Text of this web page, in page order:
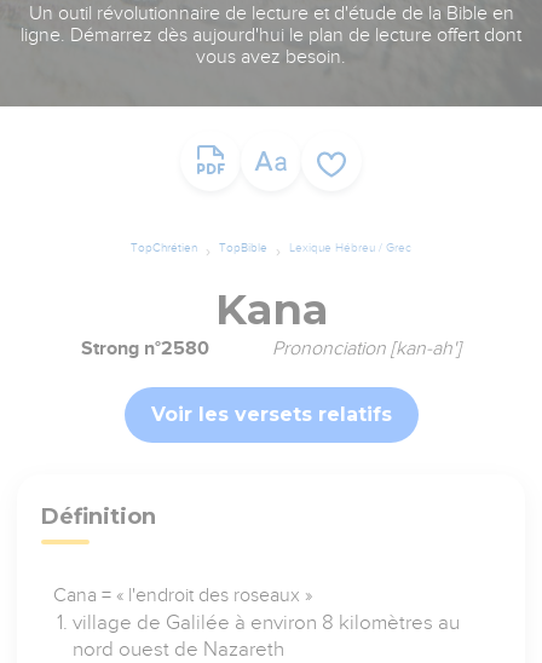
Un outil révolutionnaire de lecture et d'étude de la Bible en
ligne. Démarrez dès aujourd'hui le plan de lecture offert dont
vous avez besoin.
TopChrétien TopBible Lexique Hébreu / Grec
Kana
Strong n°2580 Prononciation [kan-ah']
Voir les versets relatifs
Définition
Cana = « l'endroit des roseaux »
village de Galilée à environ 8 kilomètres au
nord ouest de Nazareth